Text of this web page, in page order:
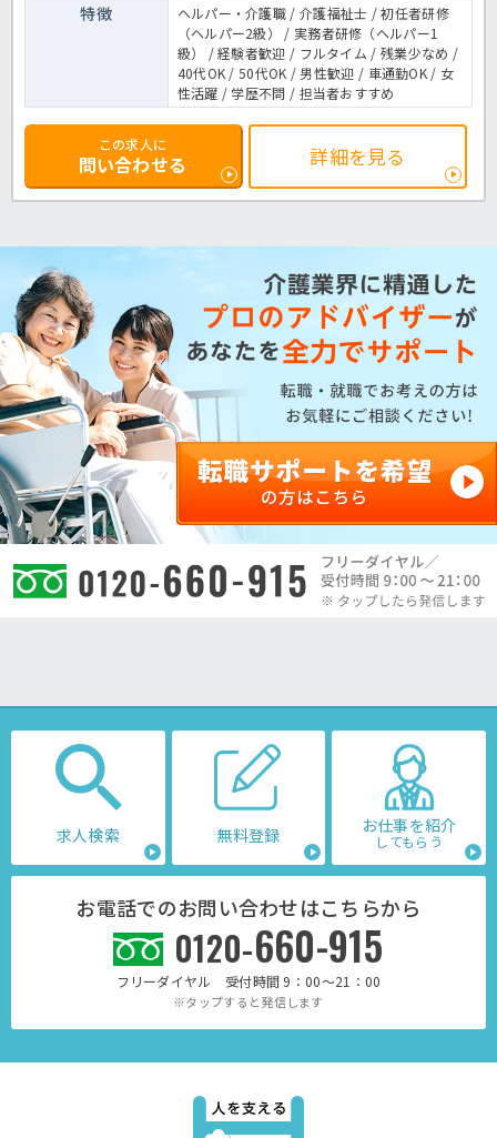
特徴
ヘルパー・介護職 / 介護福祉士 / 初任者研修
（ヘルパー2級） / 実務者研修（ヘルパー1
級） / 経験者歓迎 / フルタイム / 残業少なめ /
40代OK / 50代OK / 男性歓迎 / 車通勤OK / 女
性活躍 / 学歴不問 / 担当者おすすめ
この求人に
問い合わせる 詳細を見る
求人検索 無料登録 お仕事を紹介
してもらう
お電話でのお問い合わせはこちらから
0120-660-915
フリーダイヤル 受付時間 9：00～21：00
※タップすると発信します